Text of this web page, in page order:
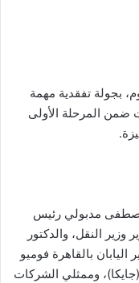
بجولة تفقدية مهمة
ضمن المرحلة الأولى
مدبولي رئيس
النقل، والدكتور
بالقاهرة فوميو
(جايكا)، وممثلي الشركات